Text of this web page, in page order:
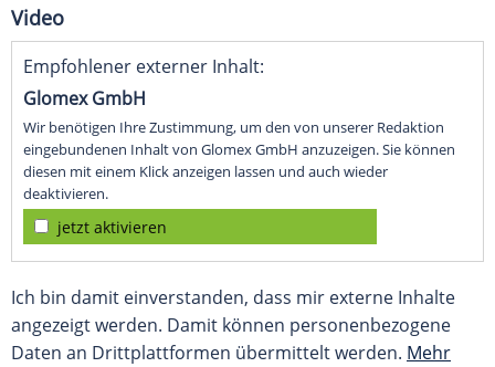
Video
Empfohlener externer Inhalt:
Glomex GmbH
Wir benötigen Ihre Zustimmung, um den von unserer Redaktion
eingebundenen Inhalt von Glomex GmbH anzuzeigen. Sie können
diesen mit einem Klick anzeigen lassen und auch wieder
deaktivieren.
jetzt aktivieren
Ich bin damit einverstanden, dass mir externe Inhalte
angezeigt werden. Damit können personenbezogene
Daten an Drittplattformen übermittelt werden. Mehr